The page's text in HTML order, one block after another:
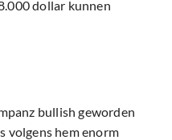
dollar kunnen
bullish geworden
volgens hem enorm